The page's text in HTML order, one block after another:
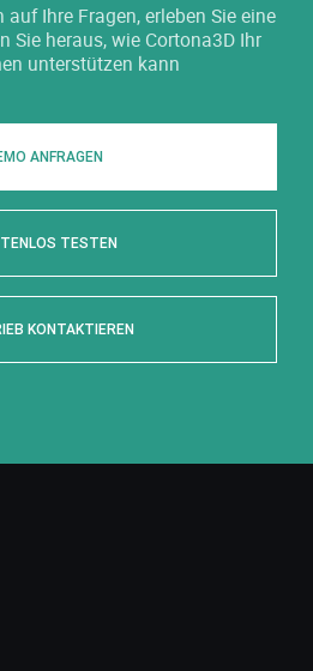
Ihre Fragen, erleben Sie eine
Sie heraus, wie Cortona3D Ihr
unterstützen kann
ANFRAGEN
TESTEN
KONTAKTIEREN